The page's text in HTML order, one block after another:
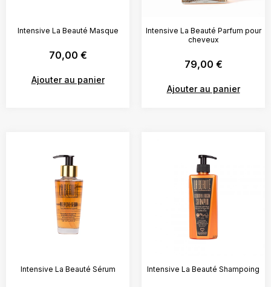
Intensive La Beauté Masque
70,00 €
Ajouter au panier
Intensive La Beauté Parfum pour
cheveux
79,00 €
Ajouter au panier
Intensive La Beauté Sérum Intensive La Beauté Shampoing